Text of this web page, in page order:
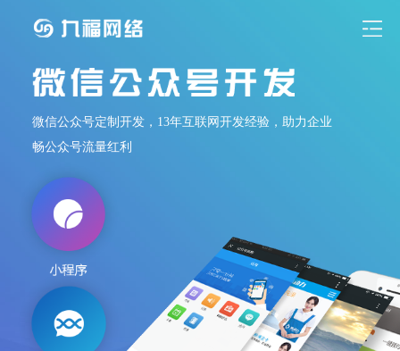
微信公众号定制开发，13年互联网开发经验，助力企业
畅公众号流量红利